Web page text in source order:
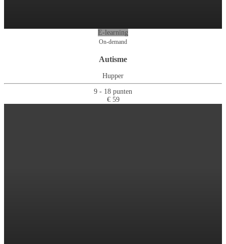
E-learning
On-demand
Autisme
Hupper
9 - 18 punten
€ 59